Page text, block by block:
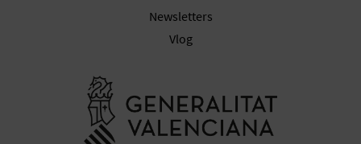
Newsletters
Vlog